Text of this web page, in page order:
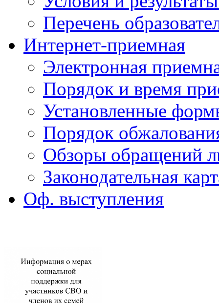
Перечень
Интернет-приемная
Электронная
Порядок и время
Установленные
Порядок
Обзоры обращений
Законодательная
Оф. выступления